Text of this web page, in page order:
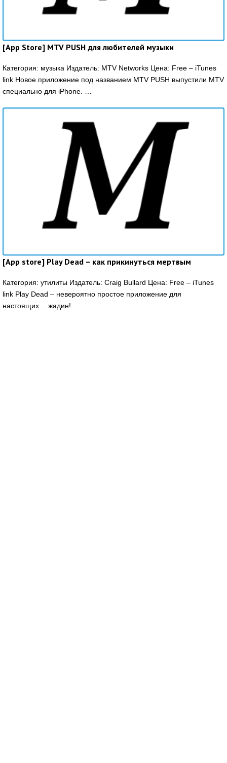
[App Store] MTV PUSH для любителей музыки
Категория: музыка Издатель: MTV Networks Цена: Free – iTunes
link Новое приложение под названием MTV PUSH выпустили MTV
специально для iPhone. …
[App store] Play Dead – как прикинуться мертвым
Категория: утилиты Издатель: Craig Bullard Цена: Free – iTunes
link Play Dead – невероятно простое приложение для
настоящих… жадин!